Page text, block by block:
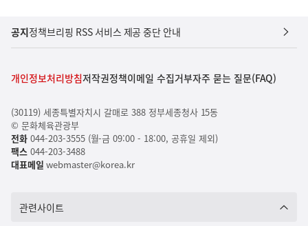
공지정책브리핑 RSS 서비스 제공 중단 안내
개인정보처리방침저작권정책이메일 수집거부자주 묻는 질문(FAQ)
(30119) 세종특별자치시 갈매로 388 정부세종청사 15동
© 문화체육관광부
전화044-203-3555 (월-금 09:00 - 18:00, 공휴일 제외)
팩스044-203-3488
대표메일 webmaster@korea.kr
관련사이트